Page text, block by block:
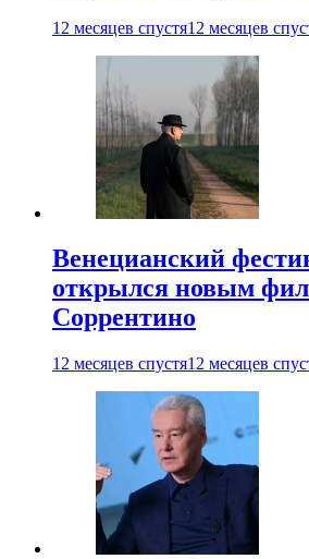
12 месяцев спустя12 месяцев
Венецианский
открылся новым
Соррентино
12 месяцев спустя12 месяцев